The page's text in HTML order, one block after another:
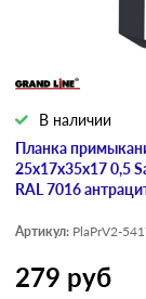
Планка
25х17х35х17 0,5
RAL 7016
В наличии
Артикул: PlaPrV2-
279 руб